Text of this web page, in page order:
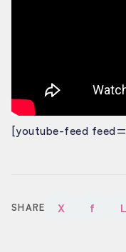
[youtube-feed
SHARE X f L